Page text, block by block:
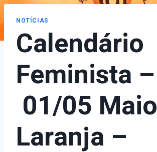
NOTÍCIAS
Calendário
Feminista –
01/05 Maio
Laranja –